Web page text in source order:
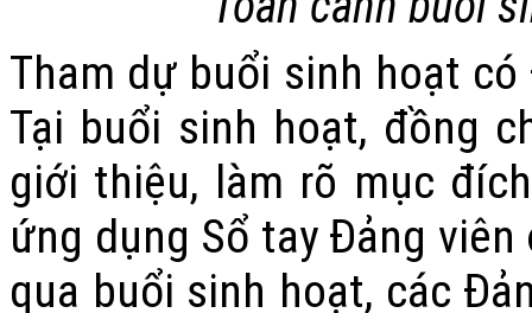
Tham dự buổi sinh hoạt
Tại buổi sinh hoạt, đồng
giới thiệu, làm rõ mục
ứng dụng Sổ tay Đảng
qua buổi sinh hoạt, các